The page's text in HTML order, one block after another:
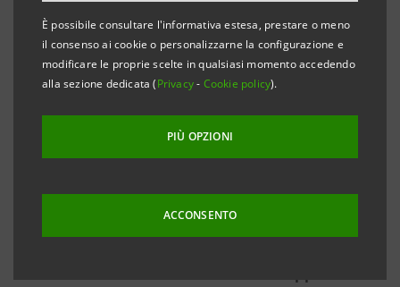
È possibile consultare l'informativa estesa, prestare o meno
il consenso ai cookie o personalizzarne la configurazione e
modificare le proprie scelte in qualsiasi momento accedendo
alla sezione dedicata (Privacy- Cookie policy).
PIÙ OPZIONI
ACCONSENTO
INCONTRANO LE IMPRESE FINALISTE, SELEZIONATE
PER LA CAPACITÀ DI VALORIZZARE IL MERITO E IL
TALENTO FEMMINILE
Parte oggi da Torino la fase finale del
Premio Women Value Company - Intesa